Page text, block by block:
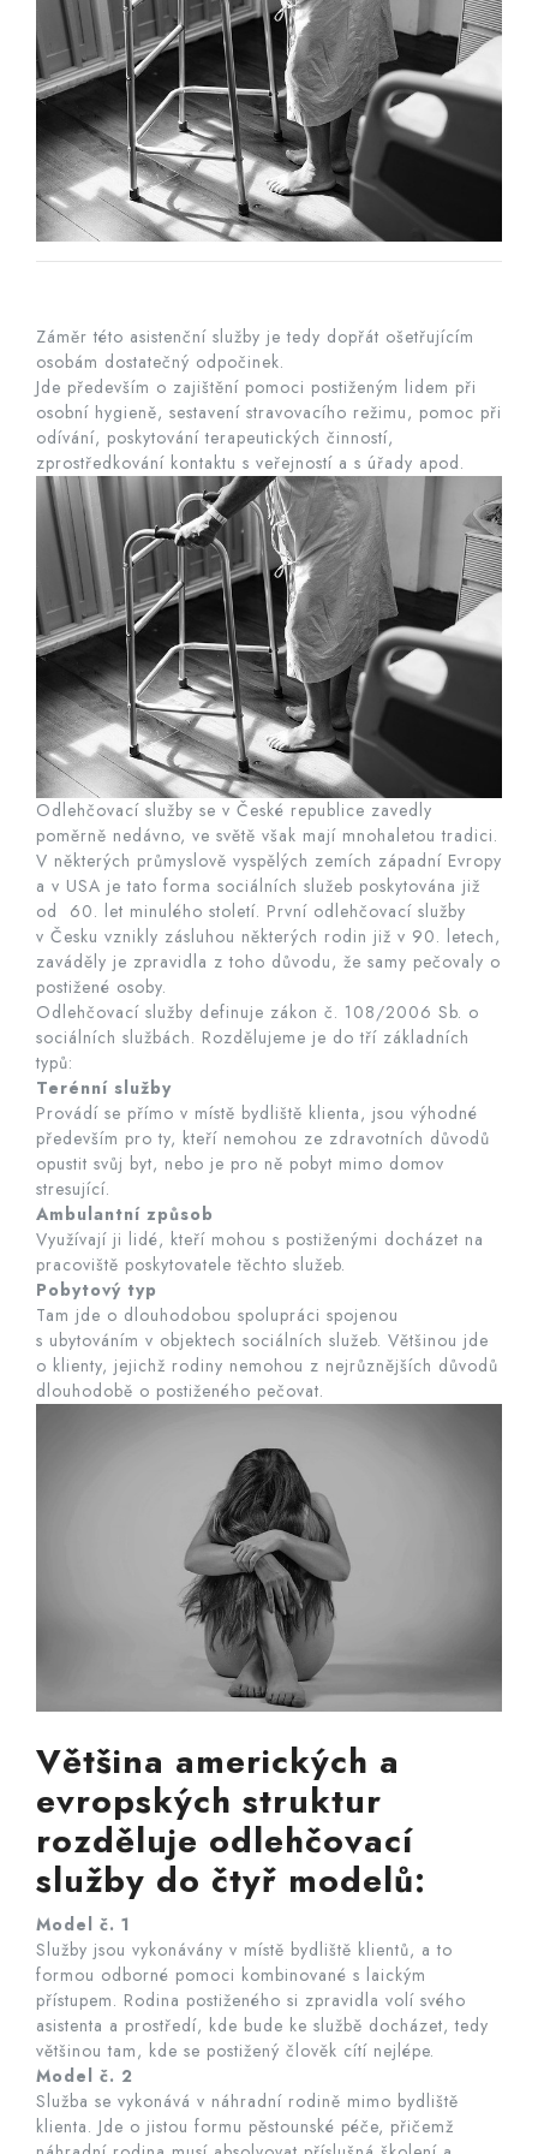
Záměr této asistenční služby je tedy dopřát ošetřujícím
osobám dostatečný odpočinek.
Jde především o zajištění pomoci postiženým lidem při
osobní hygieně, sestavení stravovacího režimu, pomoc při
odívání, poskytování terapeutických činností,
zprostředkování kontaktu s veřejností a s úřady apod.
Odlehčovací služby se v České republice zavedly
poměrně nedávno, ve světě však mají mnohaletou tradici.
V některých průmyslově vyspělých zemích západní Evropy
a v USA je tato forma sociálních služeb poskytována již
od 60. let minulého století. První odlehčovací služby
v Česku vznikly zásluhou některých rodin již v 90. letech,
zaváděly je zpravidla z toho důvodu, že samy pečovaly o
postižené osoby.
Odlehčovací služby definuje zákon č. 108/2006 Sb. o
sociálních službách. Rozdělujeme je do tří základních
typů:
Terénní služby
Provádí se přímo v místě bydliště klienta, jsou výhodné
především pro ty, kteří nemohou ze zdravotních důvodů
opustit svůj byt, nebo je pro ně pobyt mimo domov
stresující.
Ambulantní způsob
Využívají ji lidé, kteří mohou s postiženými docházet na
pracoviště poskytovatele těchto služeb.
Pobytový typ
Tam jde o dlouhodobou spolupráci spojenou
s ubytováním v objektech sociálních služeb. Většinou jde
o klienty, jejichž rodiny nemohou z nejrůznějších důvodů
dlouhodobě o postiženého pečovat.
Většina amerických a
evropských struktur
rozděluje odlehčovací
služby do čtyř modelů:
Model č. 1
Služby jsou vykonávány v místě bydliště klientů, a to
formou odborné pomoci kombinované s laickým
přístupem. Rodina postiženého si zpravidla volí svého
asistenta a prostředí, kde bude ke službě docházet, tedy
většinou tam, kde se postižený člověk cítí nejlépe.
Model č. 2
Služba se vykonává v náhradní rodině mimo bydliště
klienta. Jde o jistou formu pěstounské péče, přičemž